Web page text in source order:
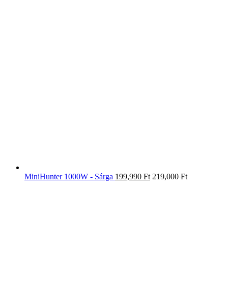
MiniHunter 1000W - Sárga 199,990 Ft 219,000Ft